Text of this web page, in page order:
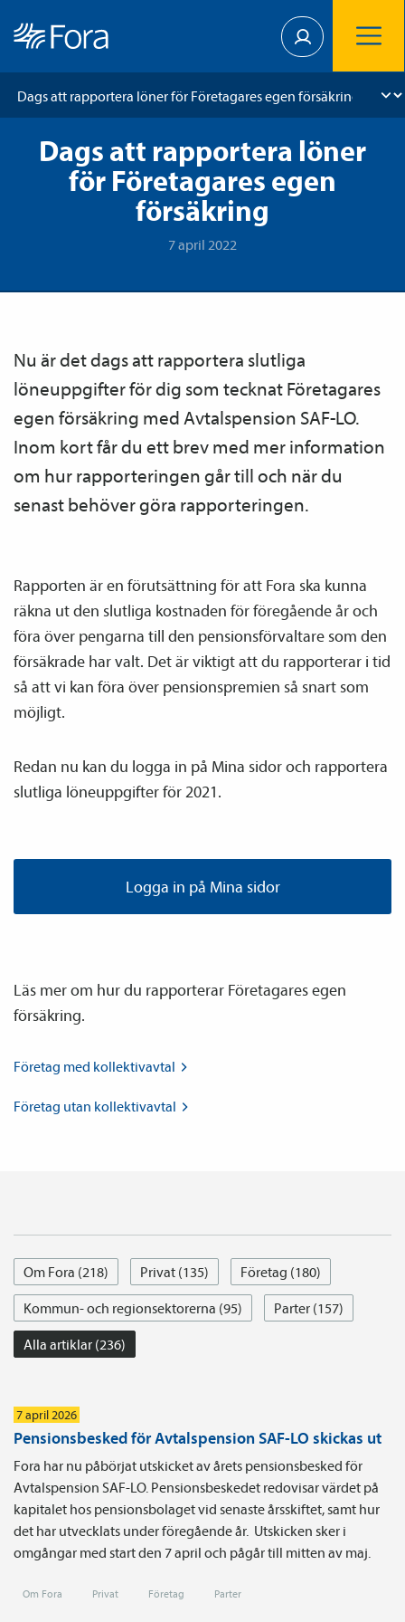
Dags att rapportera löner
för Företagares egen
försäkring
7 april 2022
Nu är det dags att rapportera slutliga
löneuppgifter för dig som tecknat Företagares
egen försäkring med Avtals­pension SAF-LO.
Inom kort får du ett brev med mer information
om hur rapporteringen går till och när du
senast behöver göra rapporteringen.
Rapporten är en förutsättning för att Fora ska kunna
räkna ut den slutliga kostnaden för föregående år och
föra över pengarna till den pensions­förvaltare som den
försäkrade har valt. Det är viktigt att du rapporterar i tid
så att vi kan föra över pensions­premien så snart som
möjligt.
Redan nu kan du logga in på Mina sidor och rapportera
slutliga löneuppgifter för 2021.
Logga in på Mina sidor
Läs mer om hur du rapporterar Företagares egen
försäkring.
Företag med kollektiv­avtal
Företag utan kollektiv­avtal
Om Fora (218) Privat (135)
Företag (180)
Kommun- och regionsektorerna (95)
Parter (157)
Alla artiklar (236)
7 april 2026
Pensionsbesked för Avtalspension SAF-LO skickas ut
Fora har nu påbörjat utskicket av årets pensionsbesked för
Avtalspension SAF-LO. Pensionsbeskedet redovisar värdet på
kapitalet hos pensionsbolaget vid senaste årsskiftet, samt hur
det har utvecklats under föregående år. Utskicken sker i
omgångar med start den 7 april och pågår till mitten av maj.
Om Fora Privat Företag Parter